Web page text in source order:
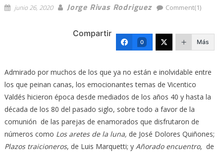
junio 26, 2020 Jorge Rivas Rodriguez Comment(1)
Compartir
0 Más
Admirado por muchos de los que ya no están e inolvidable entre
los que peinan canas, los emocionantes temas de Vicentico
Valdés hicieron época desde mediados de los años 40 y hasta la
década de los 80 del pasado siglo, sobre todo a favor de la
comunión de las parejas de enamorados que disfrutaron de
números como Los aretes de la luna, de José Dolores Quiñones;
Plazos traicioneros, de Luis Marquetti; y Añorado encuentro, de